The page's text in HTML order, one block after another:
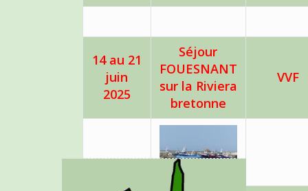
14 au 21
juin
2025
Séjour
FOUESNANT
sur la Riviera
bretonne
VVF